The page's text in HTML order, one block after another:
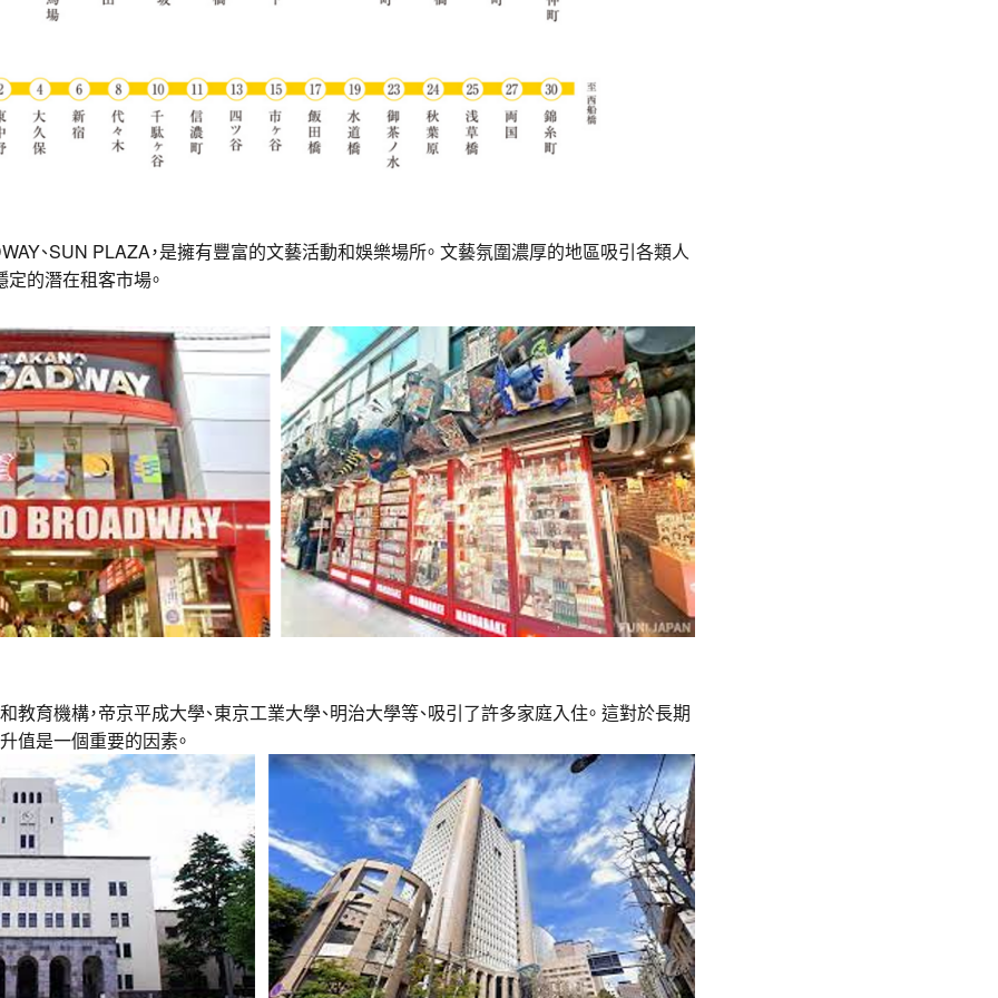
、SUN PLAZA，是擁有豐富的文藝活動和娛樂場所。 文藝氛圍濃厚的地區吸引各類人
的潛在租客市場。
育機構，帝京平成大學、東京工業大學、明治大學等、吸引了許多家庭入住。 這對於長期
值是一個重要的因素。